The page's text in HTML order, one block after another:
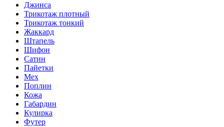
Джинса
Трикотаж плотный
Трикотаж тонкий
Жаккард
Штапель
Шифон
Сатин
Пайетки
Мех
Поплин
Кожа
Габардин
Кулирка
Футер